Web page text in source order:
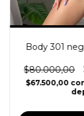
Body 301
$80.000,00
$67.500,00